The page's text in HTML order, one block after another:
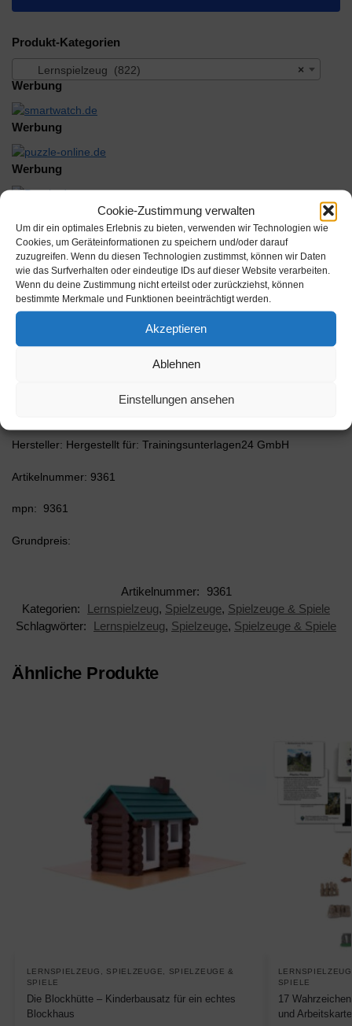
Cookie-Zustimmung verwalten
Um dir ein optimales Erlebnis zu bieten, verwenden wir Technologien wie
Cookies, um Geräteinformationen zu speichern und/oder darauf
zuzugreifen. Wenn du diesen Technologien zustimmst, können wir Daten
wie das Surfverhalten oder eindeutige IDs auf dieser Website verarbeiten.
Wenn du deine Zustimmung nicht erteilst oder zurückziehst, können
bestimmte Merkmale und Funktionen beeinträchtigt werden.
Akzeptieren
Ablehnen
Einstellungen ansehen
Produkt-Kategorien
×
Lernspielzeug (822)
Werbung
Werbung
Werbung
Beschreibung
In einer Welt voll schrecklicher Konflikte und Kriege wünschen wir
Frieden, im Großen wie im Kleinen? Dieses Arbeitsbuch regt zum
Hersteller: Hergestellt für: Trainingsunterlagen24 GmbH
Artikelnummer: 9361
mpn: 9361
Grundpreis:
Artikelnummer:
9361
Kategorien:
Lernspielzeug, Spielzeuge, Spielzeuge & Spiele
Schlagwörter:
Lernspielzeug, Spielzeuge, Spielzeuge & Spiele
Ähnliche Produkte
LERNSPIELZEUG SPIELZEUGE
SPIELZEUGE &
SPIELE
Die Blockhütte – Kinderbausatz für ein echtes
Blockhaus
LERNSPIELZEUG
SPIELE
17
und